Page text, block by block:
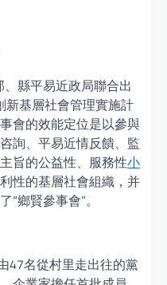
縣平易近政局聯合出
基層社會管理實施計
會的效能定位是以參與
詢、平易近情反饋、監
旨的公益性、服務性小
性的基層社會組織，并
鄉賢參事會”。
47名從村里走出往的黨